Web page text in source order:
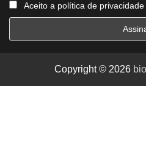
Aceito a política de privacidade
Copyright © 2026